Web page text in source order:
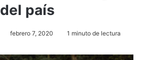
del país
febrero 7, 2020 1 minuto de lectura